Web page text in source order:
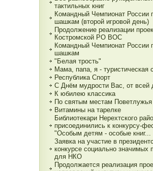
тактильных книг
Командный Чемпионат России
шашкам (второй игровой день)
Продолжение реализации
Костромской РО ВОС
Командный Чемпионат России
шашкам
"Белая трость"
Мама, папа, я - туристическая
Республика Спорт
С Днём мудрости Вас, от всей
К юбилею классика
По святым местам Поветлужья
Витамины на тарелке
Библиотекари Нерехтского
присоединились к конкурсу-
"Особым детям - особые книг...
Заявка на участие в
конкурсе социально значимых
для НКО
Продолжается реализация